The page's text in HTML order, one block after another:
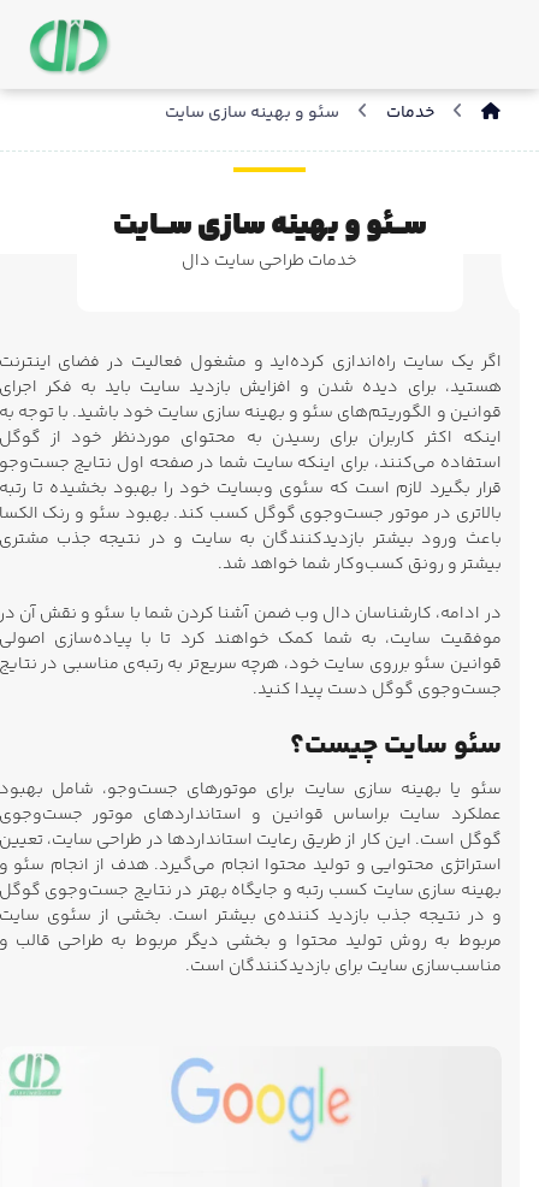
خدمات سئو و بهینه سازی سایت
ســئو و بهینه سازی ســایت
خدمات طراحی سایت دال
اگر یک سایت راه‌اندازی کرده‌اید و مشغول فعالیت در فضای
هستید، برای دیده شدن و افزایش بازدید سایت باید به فکر
قوانین و الگوریتم‌های سئو و بهینه سازی سایت خود باشید. با توجه
اینکه اکثر کاربران برای رسیدن به محتوای موردنظر خود از
استفاده می‌کنند، برای اینکه سایت شما در صفحه اول نتایج
قرار بگیرد لازم است که سئوی وبسایت خود را بهبود بخشیده تا
بالاتری در موتور جست‌وجوی گوگل کسب کند. بهبود سئو و رنک
باعث ورود بیشتر بازدیدکنندگان به سایت و در نتیجه جذب
بیشتر و رونق کسب‌وکار شما خواهد شد.
در ادامه، کارشناسان دال وب ضمن آشنا کردن شما با سئو و نقش آن
موفقیت سایت، به شما کمک خواهند کرد تا با پیاده‌سازی
قوانین سئو برروی سایت خود، هرچه سریع‌تر به رتبه‌ی مناسبی در
جست‌وجوی گوگل دست پیدا کنید.
سئو سایت چیست؟
سئو یا بهینه سازی سایت برای موتورهای جست‌وجو، شامل
عملکرد سایت براساس قوانین و استانداردهای موتور
گوگل است. این کار از طریق رعایت استانداردها در طراحی سایت،
استراتژی محتوایی و تولید محتوا انجام می‌گیرد. هدف از انجام سئو
بهینه سازی سایت کسب رتبه و جایگاه بهتر در نتایج جست‌وجوی
و در نتیجه جذب بازدید کننده‌ی بیشتر است. بخشی از سئوی
مربوط به روش تولید محتوا و بخشی دیگر مربوط به طراحی قالب
مناسب‌سازی سایت برای بازدیدکنندگان است.